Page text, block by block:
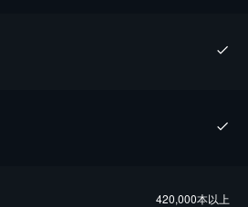
420,000本以上